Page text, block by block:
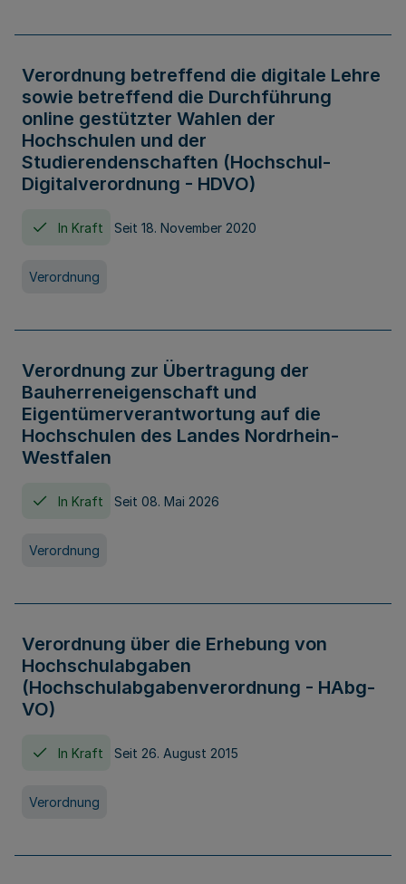
Verordnung betreffend die digitale Lehre
sowie betreffend die Durchführung
online gestützter Wahlen der
Hochschulen und der
Studierendenschaften (Hochschul-
Digitalverordnung - HDVO)
In Kraft Seit 18. November 2020
Verordnung
Verordnung zur Übertragung der
Bauherreneigenschaft und
Eigentümerverantwortung auf die
Hochschulen des Landes Nordrhein-
Westfalen
In Kraft Seit 08. Mai 2026
Verordnung
Verordnung über die Erhebung von
Hochschulabgaben
(Hochschulabgabenverordnung - HAbg-
VO)
In Kraft Seit 26. August 2015
Verordnung